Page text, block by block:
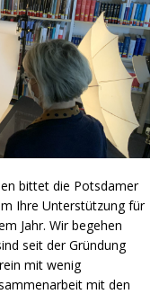
bittet die Potsdamer
Ihre Unterstützung für
Jahr. Wir begehen
seit der Gründung
mit wenig
mit den